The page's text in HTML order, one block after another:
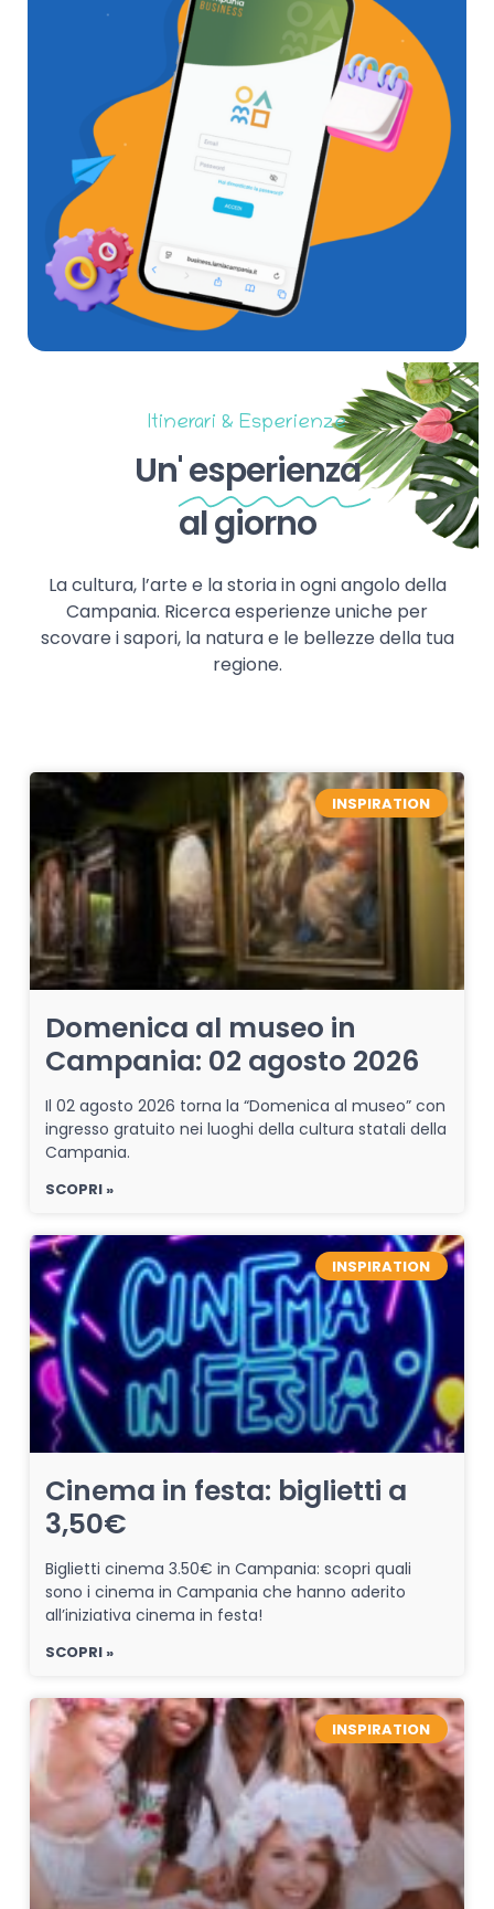
Itinerari & Esperienze
Un'esperienza
al giorno
La cultura, l’arte e la storia in ogni angolo della
Campania. Ricerca esperienze uniche per
scovare i sapori, la natura e le bellezze della tua
regione.
INSPIRATION
Domenica al museo in
Campania: 02 agosto 2026
Il 02 agosto 2026 torna la “Domenica al museo” con
ingresso gratuito nei luoghi della cultura statali della
Campania.
SCOPRI »
INSPIRATION
Cinema in festa: biglietti a
3,50€
Biglietti cinema 3.50€ in Campania: scopri quali
sono i cinema in Campania che hanno aderito
all’iniziativa cinema in festa!
SCOPRI »
INSPIRATION